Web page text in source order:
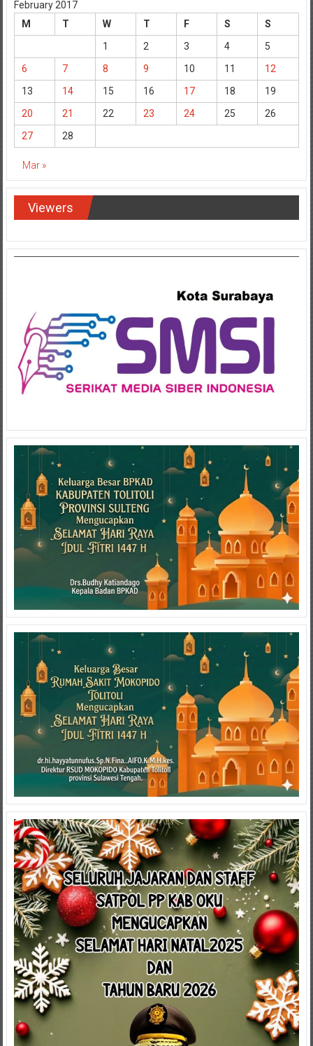
February 2017
M
T W T F S
S
1
2 3 4
5
6
7 8 9 10 11
12
13
14 15 16 17 18
19
20
21 22 23 24 25
26
27
28
Mar »
Viewers